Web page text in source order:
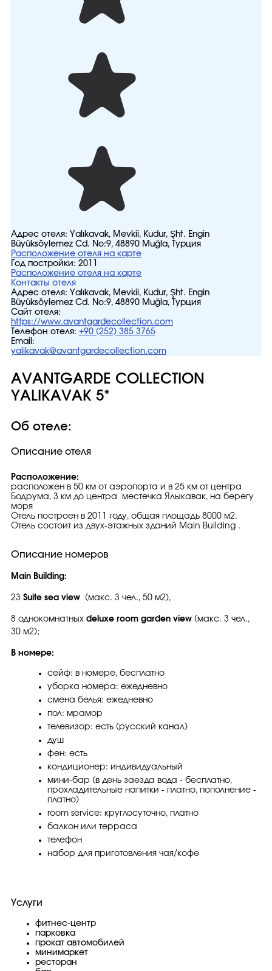
Адрес отеля: Yalıkavak, Mevkii, Kudur, Şht. Engin
Büyüksöylemez Cd. No:9, 48890 Muğla, Турция
Расположение отеля на карте
Год постройки: 2011
Расположение отеля на карте
Контакты отеля
Адрес отеля: Yalıkavak, Mevkii, Kudur, Şht. Engin
Büyüksöylemez Cd. No:9, 48890 Muğla, Турция
Сайт отеля:
https://www.avantgardecollection.com
Телефон отеля: +90 (252) 385 3765
Email:
yalikavak@avantgardecollection.com
AVANTGARDE COLLECTION
YALIKAVAK 5*
Об отеле:
Описание отеля
Расположение:
расположен в 50 км от аэропорта и в 25 км от центра
Бодрума, 3 км до центра местечка Ялыкавак, на берегу
моря
Отель построен в 2011 году, общая площадь 8000 м2.
Отель состоит из двух-этажных зданий Main Building .
Описание номеров
Main Building:
23 Suite sea view (макс. 3 чел., 50 м2),
8 однокомнатных deluxe room garden view (макс. 3 чел.,
30 м2);
В номере:
сейф: в номере, бесплатно
уборка номера: ежедневно
смена белья: ежедневно
пол: мрамор
телевизор: есть (русский канал)
душ
фен: есть
кондиционер: индивидуальный
мини-бар (в день заезда вода - бесплатно,
прохладительные напитки - платно, пополнение -
платно)
room service: круглосуточно, платно
балкон или терраса
телефон
набор для приготовления чая/кофе
Услуги
фитнес-центр
парковка
прокат автомобилей
минимаркет
ресторан